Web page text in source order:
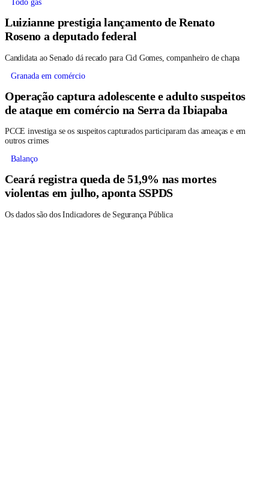
Luizianne prestigia lançamento de Renato
Roseno a deputado federal
Candidata ao Senado dá recado para Cid Gomes, companheiro de chapa
Granada em comércio
Operação captura adolescente e adulto suspeitos
de ataque em comércio na Serra da Ibiapaba
PCCE investiga se os suspeitos capturados participaram das ameaças e em
outros crimes
Balanço
Ceará registra queda de 51,9% nas mortes
violentas em julho, aponta SSPDS
Os dados são dos Indicadores de Segurança Pública